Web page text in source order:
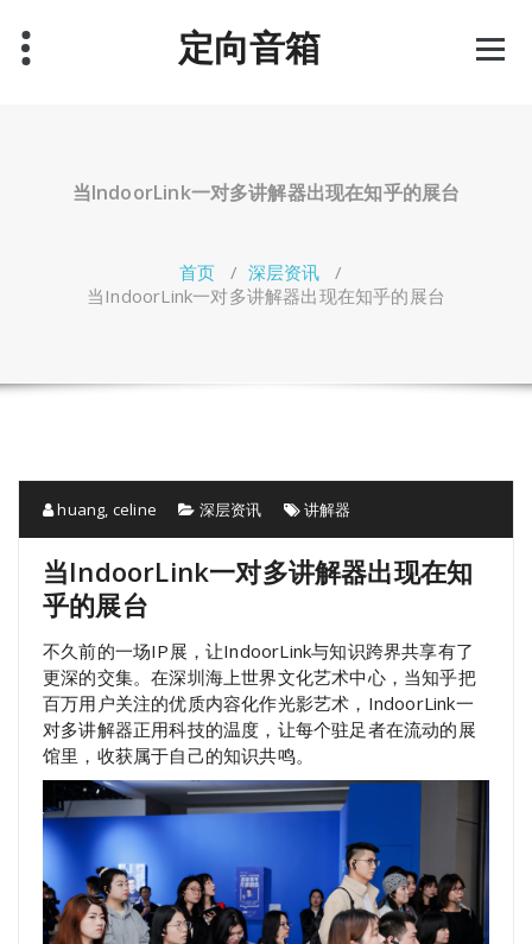
定向音箱
当IndoorLink一对多讲解器出现在知乎的展台
首页 / 深层资讯 /
当IndoorLink一对多讲解器出现在知乎的展台
huang, celine 深层资讯 讲解器
当IndoorLink一对多讲解器出现在知
乎的展台
不久前的一场IP展，让IndoorLink与知识跨界共享有了
更深的交集。在深圳海上世界文化艺术中心，当知乎把
百万用户关注的优质内容化作光影艺术，IndoorLink一
对多讲解器正用科技的温度，让每个驻足者在流动的展
馆里，收获属于自己的知识共鸣。